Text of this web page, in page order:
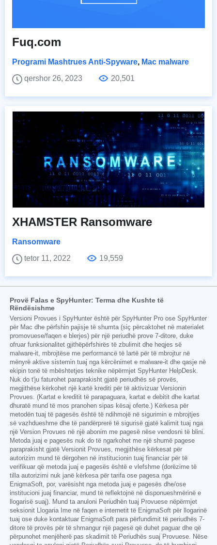
Fuq.com
Programi Mashtrues Anti-Spyware, Mac malware
qershor 26, 2023
20,501
XHAMSTER Ransomware
Ransomware
tetor 11, 2022
19,559
Provë Falas e SpyHunter: Terma dhe Kushte të
Rëndësishme
Versioni Provues i SpyHunter është për SpyHunter Pro ose SpyHunter
për Mac dhe përfshin pajisje të shumta (siç përcaktohet në materialet
promovuese/faqen e blerjes) për një periudhë prove 7-ditore, duke
ofruar funksionalitet gjithëpërfshirës të zbulimit dhe heqjes së
malware-it, mbrojtëse me performancë të lartë për të mbrojtur në
mënyrë aktive sistemin tuaj nga kërcënimet e malware-it dhe qasje në
ekipin tonë të mbështetjes teknike nëpërmjet SpyHunter HelpDesk.
Nuk do t'ju faturohet paraprakisht gjatë periudhës së provës,
megjithëse kërkohet një kartë krediti për të aktivizuar Versionin
Provues. (Kartat e kreditit të parapaguara, kartat e debitit dhe kartat
dhuratë mund të mos pranohen sipas kësaj oferte.) Kërkesa për
metodën tuaj të pagesës është të ndihmojë në sigurimin e mbrojtjes
së vazhdueshme dhe të pandërprerë të sigurisë gjatë kalimit tuaj nga
një Version Provues në një abonim me pagesë nëse vendosni të blini.
Metoda juaj e pagesës nuk do të ngarkohet me një shumë pagese
paraprakisht gjatë Versionit Provues, megjithëse kërkesat për
autorizim mund të dërgohen në institucionin tuaj financiar për të
verifikuar që metoda juaj e pagesës është e vlefshme (dorëzime të
tilla autorizimi nuk janë kërkesa për tarifa ose pagesa nga
EnigmaSoft, por, varësisht nga metoda juaj e pagesës dhe/ose
institucioni juaj financiar, mund të reflektojnë në disponueshmërinë e
llogarisë suaj). Mund ta anuloni Periudhën tuaj Provuese nëpërmjet
seksionit Llogaria Ime në faqen e internetit të EnigmaSoft për llogarinë
tuaj ose duke kontaktuar EnigmaSoft para përfundimit të periudhës 7-
ditore të provës për të shmangur një pagesë që duhet paguar dhe që
përpunohet menjëherë pas skadimit të Periudhës suaj Provuese. Nëse